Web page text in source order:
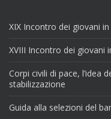
XIX Incontro dei giovani
XVIII Incontro dei giovani
Corpi civili di pace, l’idea
stabilizzazione
Guida alla selezioni del